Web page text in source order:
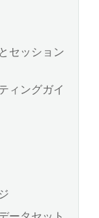
性
トから時系
る
化
ンスフォー
セッション
ィングガイ